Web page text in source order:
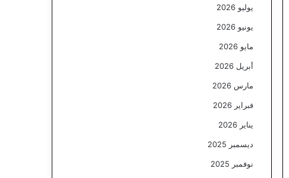
يوليو 2026
يونيو 2026
مايو 2026
أبريل 2026
مارس 2026
فبراير 2026
يناير 2026
ديسمبر 2025
نوفمبر 2025